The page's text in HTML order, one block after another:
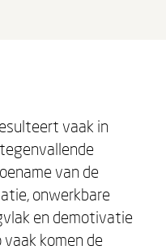
vaak in
van de
onwerkbare
en demotivatie
komen de